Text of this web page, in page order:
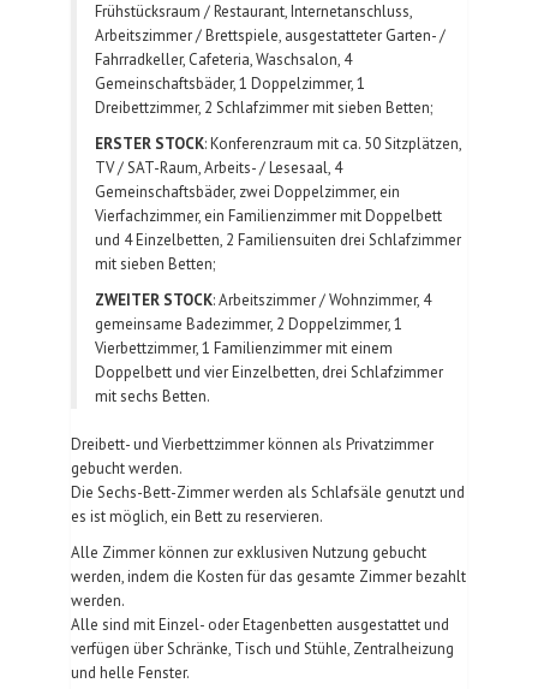
Frühstücksraum / Restaurant, Internetanschluss,
Arbeitszimmer / Brettspiele, ausgestatteter Garten- /
Fahrradkeller, Cafeteria, Waschsalon, 4
Gemeinschaftsbäder, 1 Doppelzimmer, 1
Dreibettzimmer, 2 Schlafzimmer mit sieben Betten;
ERSTER STOCK: Konferenzraum mit ca. 50 Sitzplätzen,
TV / SAT-Raum, Arbeits- / Lesesaal, 4
Gemeinschaftsbäder, zwei Doppelzimmer, ein
Vierfachzimmer, ein Familienzimmer mit Doppelbett
und 4 Einzelbetten, 2 Familiensuiten drei Schlafzimmer
mit sieben Betten;
ZWEITER STOCK: Arbeitszimmer / Wohnzimmer, 4
gemeinsame Badezimmer, 2 Doppelzimmer, 1
Vierbettzimmer, 1 Familienzimmer mit einem
Doppelbett und vier Einzelbetten, drei Schlafzimmer
mit sechs Betten.
Dreibett- und Vierbettzimmer können als Privatzimmer
gebucht werden.
Die Sechs-Bett-Zimmer werden als Schlafsäle genutzt und
es ist möglich, ein Bett zu reservieren.
Alle Zimmer können zur exklusiven Nutzung gebucht
werden, indem die Kosten für das gesamte Zimmer bezahlt
werden.
Alle sind mit Einzel- oder Etagenbetten ausgestattet und
verfügen über Schränke, Tisch und Stühle, Zentralheizung
und helle Fenster.